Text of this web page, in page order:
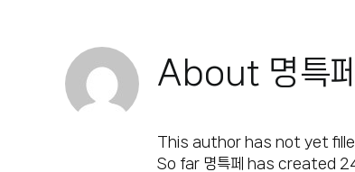
About 명특페
This author has not yet
So far 명특페 has created